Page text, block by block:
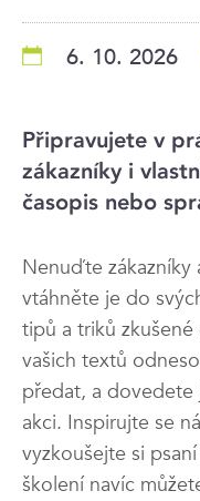
6. 10. 2026
Připravujete v
zákazníky i
časopis nebo
Nenuďte zákazníky
vtáhněte je do
tipů a triků
vašich textů
předat, a dovedete
akci. Inspirujte se
vyzkoušejte si
školení navíc